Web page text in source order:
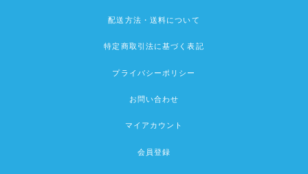
配送方法・送料について
特定商取引法に基づく表記
プライバシーポリシー
お問い合わせ
マイアカウント
会員登録